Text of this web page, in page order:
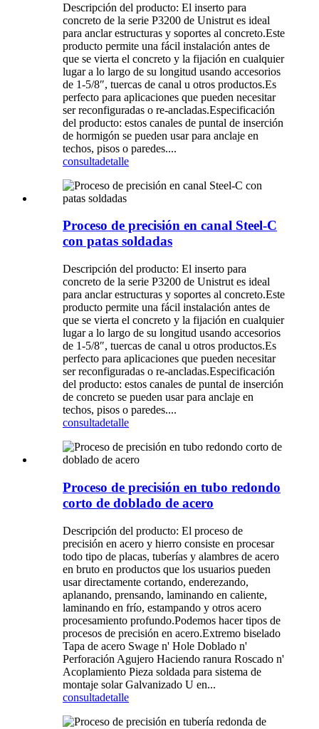
Descripción del producto: El inserto para
concreto de la serie P3200 de Unistrut es ideal
para anclar estructuras y soportes al concreto.Este
producto permite una fácil instalación antes de
que se vierta el concreto y la fijación en cualquier
lugar a lo largo de su longitud usando accesorios
de 1-5/8″, tuercas de canal u otros productos.Es
perfecto para aplicaciones que pueden necesitar
ser reconfiguradas o re-ancladas.Especificación
del producto: estos canales de puntal de inserción
de hormigón se pueden usar para anclaje en
techos, pisos o paredes....
consultadetalle
Proceso de precisión en canal Steel-C
con patas soldadas
Descripción del producto: El inserto para
concreto de la serie P3200 de Unistrut es ideal
para anclar estructuras y soportes al concreto.Este
producto permite una fácil instalación antes de
que se vierta el concreto y la fijación en cualquier
lugar a lo largo de su longitud usando accesorios
de 1-5/8″, tuercas de canal u otros productos.Es
perfecto para aplicaciones que pueden necesitar
ser reconfiguradas o re-ancladas.Especificación
del producto: estos canales de puntal de inserción
de concreto se pueden usar para anclaje en
techos, pisos o paredes....
consultadetalle
Proceso de precisión en tubo redondo
corto de doblado de acero
Descripción del producto: El proceso de
precisión en acero y hierro consiste en procesar
todo tipo de placas, tuberías y alambres de acero
en bruto en productos que los usuarios pueden
usar directamente cortando, enderezando,
aplanando, prensando, laminando en caliente,
laminando en frío, estampando y otros acero
procesamiento profundo.Podemos hacer tipos de
procesos de precisión en acero.Extremo biselado
Tapa de acero Swage n' Hole Doblado n'
Perforación Agujero Haciendo ranura Roscado n'
Acoplamiento Pieza soldada para sistema de
montaje solar Galvanizado U en...
consultadetalle